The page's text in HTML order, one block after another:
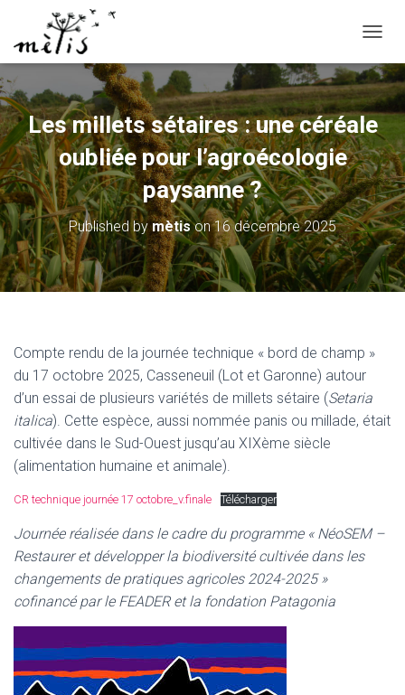
Les millets sétaires : une céréale
oubliée pour l’agroécologie
paysanne ?
Published bymètison16 décembre 2025
Compte rendu de la journée technique « bord de champ »
du 17 octobre 2025, Casseneuil (Lot et Garonne) autour
d’un essai de plusieurs variétés de millets sétaire (Setaria
italica). Cette espèce, aussi nommée panis ou millade, était
cultivée dans le Sud-Ouest jusqu’au XIXème siècle
(alimentation humaine et animale).
CR technique journée 17 octobre_v.finale Télécharger
Journée réalisée dans le cadre du programme « NéoSEM –
Restaurer et développer la biodiversité cultivée dans les
changements de pratiques agricoles 2024-2025 »
cofinancé par le FEADER et la fondation Patagonia